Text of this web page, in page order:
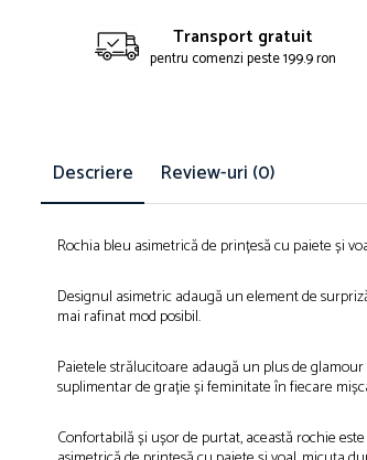
Transport gratuit
pentru comenzi peste 199.9 ron
Descriere Review-uri (0)
Rochia bleu asimetrică de prințesă cu paiete și
Designul asimetric adaugă un element de
mai rafinat mod posibil.
Paietele strălucitoare adaugă un plus de
suplimentar de grație și feminitate în fiecare
Confortabilă și ușor de purtat, această rochie